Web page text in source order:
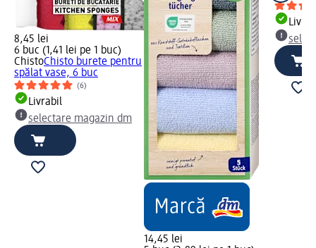
8,45 lei
6 buc (1,41 lei pe 1 buc)
ChistoChisto burete pentru
spălat vase, 6 buc
(6)
Livrabil
selectare magazin dm
14,45 lei